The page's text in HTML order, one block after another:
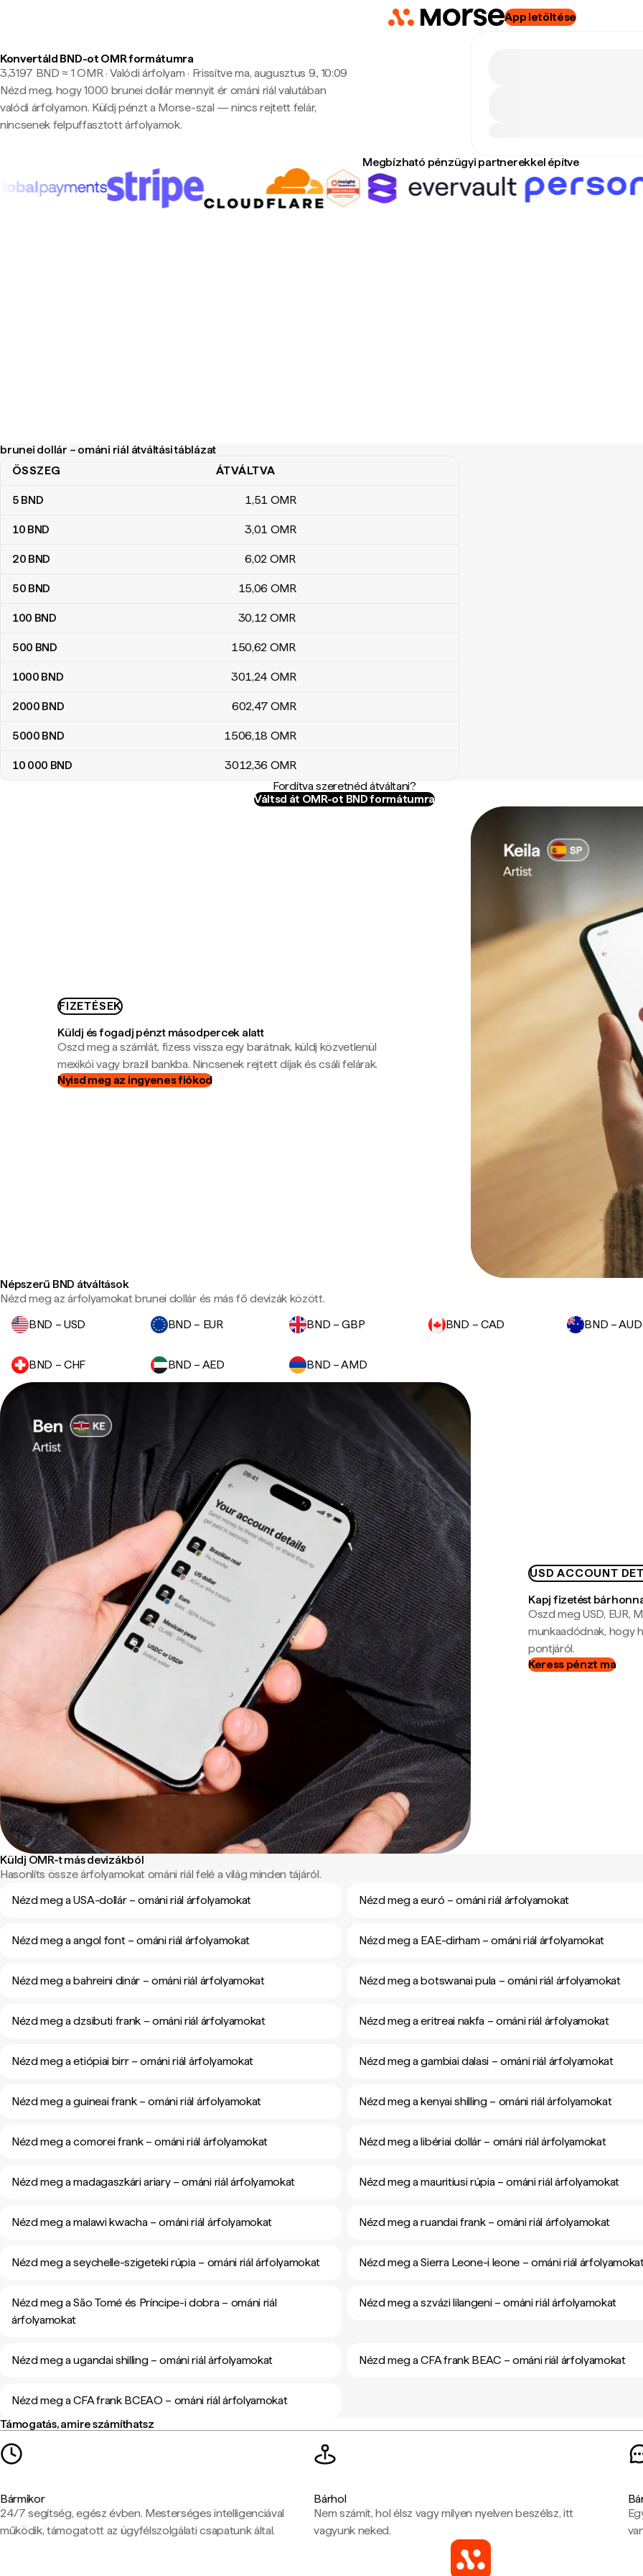
App letöltése
Konvertáld BND-ot OMR formátumra
3,3197 BND ≈ 1 OMR · Valódi árfolyam · Frissítve ma, augusztus 9., 10:09
Nézd meg, hogy 1000 brunei dollár mennyit ér ománi riál valutában
valódi árfolyamon. Küldj pénzt a Morse-szal — nincs rejtett felár,
nincsenek felpuffasztott árfolyamok.
Megbízható pénzügyi partnerekkel építve
brunei dollár – ománi riál átváltási táblázat
brunei dollár – ománi riál átváltási táblázat
ÖSSZEG ÁTVÁLTVA
5 BND 1,51 OMR
10 BND 3,01 OMR
20 BND 6,02 OMR
50 BND 15,06 OMR
100 BND 30,12 OMR
500 BND 150,62 OMR
1000 BND 301,24 OMR
2000 BND 602,47 OMR
5000 BND 1506,18 OMR
10 000 BND 3012,36 OMR
Fordítva szeretnéd átváltani?
Váltsd át OMR-ot BND formátumra
FIZETÉSEK
Küldj és fogadj pénzt másodpercek alatt
Oszd meg a számlát, fizess vissza egy barátnak, küldj közvetlenül
mexikói vagy brazil bankba. Nincsenek rejtett díjak és csáli felárak.
Nyisd meg az ingyenes fiókod
Népszerű BND átváltások
Nézd meg az árfolyamokat brunei dollár és más fő devizák között.
BND – USD
BND – EUR BND – GBP BND – CAD BND – AUD
BND – CHF BND – AED BND – AMD
USD ACCOUNT
Kapj fizetést
Oszd meg USD, EUR,
munkaadódnak, hogy
pontjáról.
Keress pénzt ma
Küldj OMR-t más devizákból
Hasonlíts össze árfolyamokat ománi riál felé a világ minden tájáról.
Nézd meg a USA-dollár – ománi riál árfolyamokat
Nézd meg a euró – ománi riál árfolyamokat
Nézd meg a angol font – ománi riál árfolyamokat Nézd meg a EAE-dirham – ománi riál árfolyamokat
Nézd meg a bahreini dinár – ománi riál árfolyamokat Nézd meg a botswanai pula – ománi riál árfolyamokat
Nézd meg a dzsibuti frank – ománi riál árfolyamokat Nézd meg a eritreai nakfa – ománi riál árfolyamokat
Nézd meg a etiópiai birr – ománi riál árfolyamokat Nézd meg a gambiai dalasi – ománi riál árfolyamokat
Nézd meg a guineai frank – ománi riál árfolyamokat Nézd meg a kenyai shilling – ománi riál árfolyamokat
Nézd meg a comorei frank – ománi riál árfolyamokat Nézd meg a libériai dollár – ománi riál árfolyamokat
Nézd meg a madagaszkári ariary – ománi riál árfolyamokat Nézd meg a mauritiusi rúpia – ománi riál árfolyamokat
Nézd meg a malawi kwacha – ománi riál árfolyamokat Nézd meg a ruandai frank – ománi riál árfolyamokat
Nézd meg a seychelle-szigeteki rúpia – ománi riál árfolyamokat Nézd meg a Sierra Leone-i leone – ománi riál
Nézd meg a São Tomé és Príncipe-i dobra – ománi riál
árfolyamokat
Nézd meg a szvázi lilangeni – ománi riál árfolyamokat
Nézd meg a ugandai shilling – ománi riál árfolyamokat Nézd meg a CFA frank BEAC – ománi riál árfolyamokat
Nézd meg a CFA frank BCEAO – ománi riál árfolyamokat
Támogatás, amire számíthatsz
Bármikor
24/7 segítség, egész évben. Mesterséges intelligenciával
működik, támogatott az ügyfélszolgálati csapatunk által.
Bárhol
Nem számít, hol élsz vagy milyen nyelven beszélsz, itt
vagyunk neked.